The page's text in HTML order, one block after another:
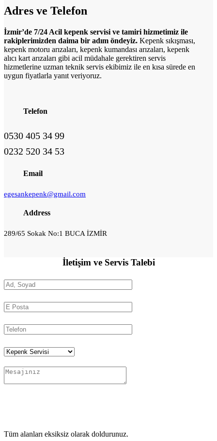
Adres ve Telefon
İzmir’de 7/24 Acil kepenk servisi ve tamiri hizmetimiz ile
rakiplerimizden daima bir adım öndeyiz. Kepenk sıkışması,
kepenk motoru arızaları, kepenk kumandası arızaları, kepenk
alıcı kart arızaları gibi acil müdahale gerektiren servis
hizmetlerine uzman teknik servis ekibimiz ile en kısa sürede en
uygun fiyatlarla yanıt veriyoruz.
Telefon
0530 405 34 99
0232 520 34 53
Email
egesankepenk@gmail.com
Address
289/65 Sokak No:1 BUCA İZMİR
İletişim ve Servis Talebi
Tüm alanları eksiksiz olarak doldurunuz.